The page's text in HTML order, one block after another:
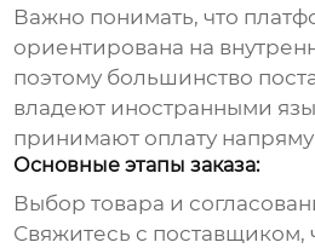
Важно понимать, что
ориентирована на
поэтому большинство
владеют иностранными
принимают оплату
Основные этапы заказа:
Выбор товара и
Свяжитесь с поставщиком,